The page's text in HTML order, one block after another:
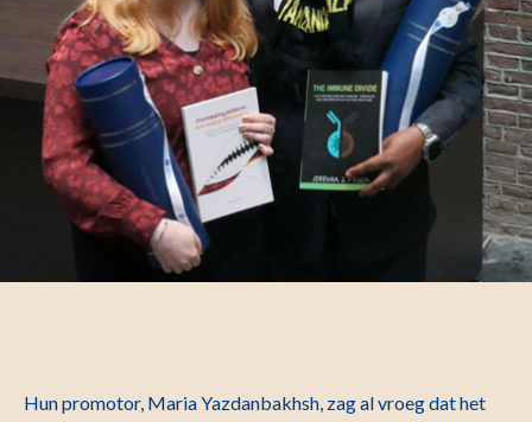
Hun promotor, Maria Yazdanbakhsh, zag al vroeg dat het